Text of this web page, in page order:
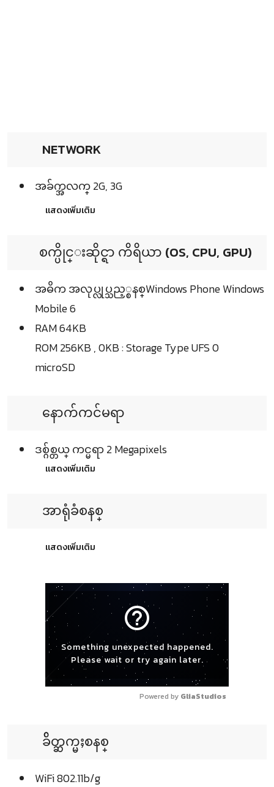
NETWORK
အခ်က္အလက္ 2G, 3G
แสดงเพิ่มเติม
စက္ပိုင္းဆိုင္ရာ ကိရိယာ (OS, CPU, GPU)
အဓိက အလုပ္လုပ္သည့္စနစ္Windows Phone Windows
Mobile 6
RAM 64KB
ROM 256KB , 0KB : Storage Type UFS 0
microSD
နောက်ကင်မရာ
ဒစ္ဂ်စ္တယ္ ကင္မရာ 2 Megapixels
แสดงเพิ่มเติม
အာရုံခံစနစ္
แสดงเพิ่มเติม
help_outline
Something unexpected happened.
Please wait or try again later.
Powered by GliaStudios
ခ်ိတ္ဆက္မႈစနစ္
WiFi 802.11b/g